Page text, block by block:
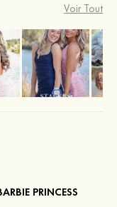
Voir Tout
PRINCESS